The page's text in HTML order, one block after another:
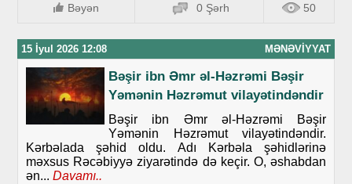
Bəyən 0 Şərh 50
15 İyul 2026 12:08 MƏNƏVIYYAT
Bəşir ibn Əmr əl-Həzrəmi Bəşir
Yəmənin Həzrəmut vilayətindəndir
Bəşir ibn Əmr əl-Həzrəmi Bəşir
Yəmənin Həzrəmut vilayətindəndir.
Kərbəlada şəhid oldu. Adı Kərbəla şəhidlərinə
məxsus Rəcəbiyyə ziyarətində də keçir. O, əshabdan
ən... Davamı..